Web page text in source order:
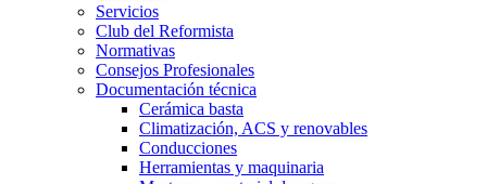
Servicios
Club del Reformista
Normativas
Consejos Profesionales
Documentación técnica
Cerámica basta
Climatización, ACS y renovables
Conducciones
Herramientas y maquinaria